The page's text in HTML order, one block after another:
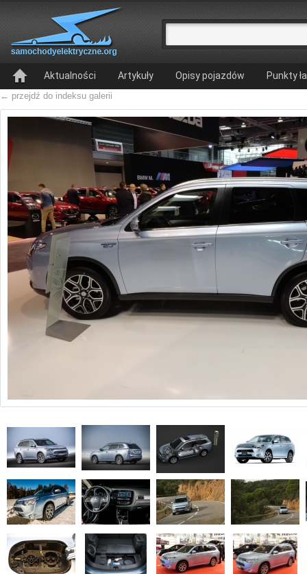
Aktualności Artykuły Opisy pojazdów Punkty
← przejdź do indeksu galerii